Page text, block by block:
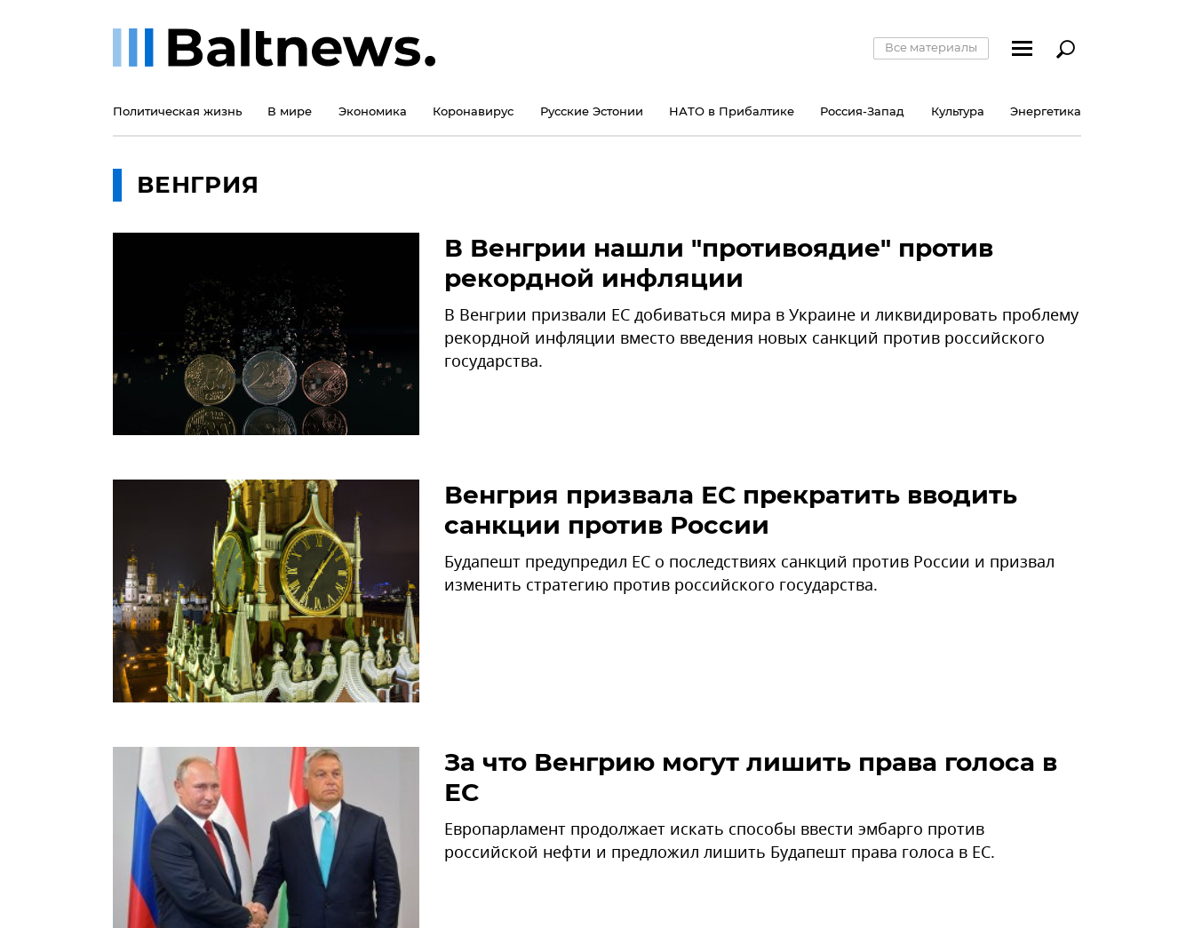
Все материалы
Политическая жизнь В мире Экономика Коронавирус Русские Эстонии НАТО в Прибалтике Россия-Запад Культура Энергетика
ВЕНГРИЯ
В Венгрии нашли "противоядие" против
рекордной инфляции
В Венгрии призвали ЕС добиваться мира в Украине и ликвидировать проблему
рекордной инфляции вместо введения новых санкций против российского
государства.
Венгрия призвала ЕС прекратить вводить
санкции против России
Будапешт предупредил ЕС о последствиях санкций против России и призвал
изменить стратегию против российского государства.
За что Венгрию могут лишить права голоса в
ЕС
Европарламент продолжает искать способы ввести эмбарго против
российской нефти и предложил лишить Будапешт права голоса в ЕС.